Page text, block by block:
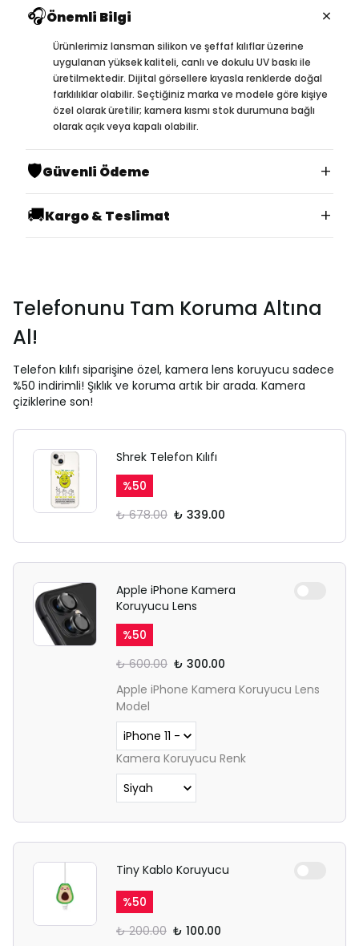
🎧Önemli Bilgi ×
Ürünlerimiz lansman silikon ve şeffaf kılıflar üzerine
uygulanan yüksek kaliteli, canlı ve dokulu UV baskı ile
üretilmektedir. Dijital görsellere kıyasla renklerde doğal
farklılıklar olabilir. Seçtiğiniz marka ve modele göre kişiye
özel olarak üretilir; kamera kısmı stok durumuna bağlı
olarak açık veya kapalı olabilir.
🛡️Güvenli Ödeme
+
🚚Kargo & Teslimat +
Telefonunu Tam Koruma Altına
Al!
Telefon kılıfı siparişine özel, kamera lens koruyucu sadece
%50 indirimli! Şıklık ve koruma artık bir arada. Kamera
çiziklerine son!
Shrek Telefon Kılıfı
%50
₺ 678.00 ₺ 339.00
Apple iPhone Kamera
Koruyucu Lens
%50
₺ 600.00 ₺ 300.00
Apple iPhone Kamera Koruyucu Lens
Model
Kamera Koruyucu Renk
Tiny Kablo Koruyucu
%50
₺ 200.00 ₺ 100.00